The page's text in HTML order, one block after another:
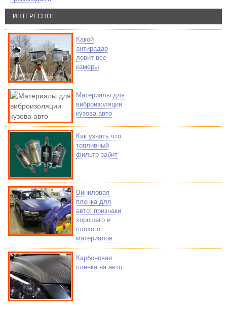
ИНТЕРЕСНОЕ
Какой
антирадар
ловит все
камеры
Материалы для
виброизоляции
кузова авто
Как узнать что
топливный
фильтр забит
Виниловая
пленка для
авто: признаки
хорошего и
плохого
материалов
Карбоновая
пленка на авто